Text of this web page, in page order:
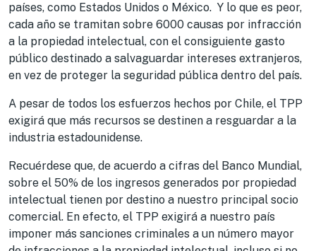
países, como Estados Unidos o México. Y lo que es peor,
cada año se tramitan sobre 6000 causas por infracción
a la propiedad intelectual, con el consiguiente gasto
público destinado a salvaguardar intereses extranjeros,
en vez de proteger la seguridad pública dentro del país.
A pesar de todos los esfuerzos hechos por Chile, el TPP
exigirá que más recursos se destinen a resguardar a la
industria estadounidense.
Recuérdese que, de acuerdo a cifras del Banco Mundial,
sobre el 50% de los ingresos generados por propiedad
intelectual tienen por destino a nuestro principal socio
comercial. En efecto, el TPP exigirá a nuestro país
imponer más sanciones criminales a un número mayor